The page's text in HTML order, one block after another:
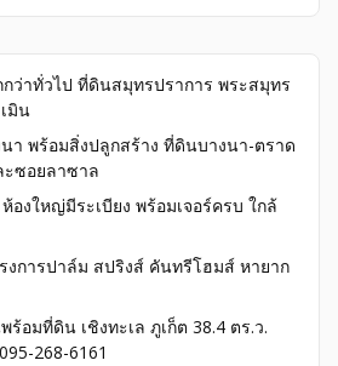
ว่าทั่วไป ที่ดินสมุทรปราการ พระสมุทร
มิน
า พร้อมสิ่งปลูกสร้าง ที่ดินบางนา-ตราด
ะซอยลาซาล
งใหญ่มีระเบียง พร้อมเจอร์ครบ ใกล้
งการปาล์ม สปริงส์ คันทรีโฮมส์ หายาก
อมที่ดิน เชิงทะเล ภูเก็ต 38.4 ตร.ว.
268-6161